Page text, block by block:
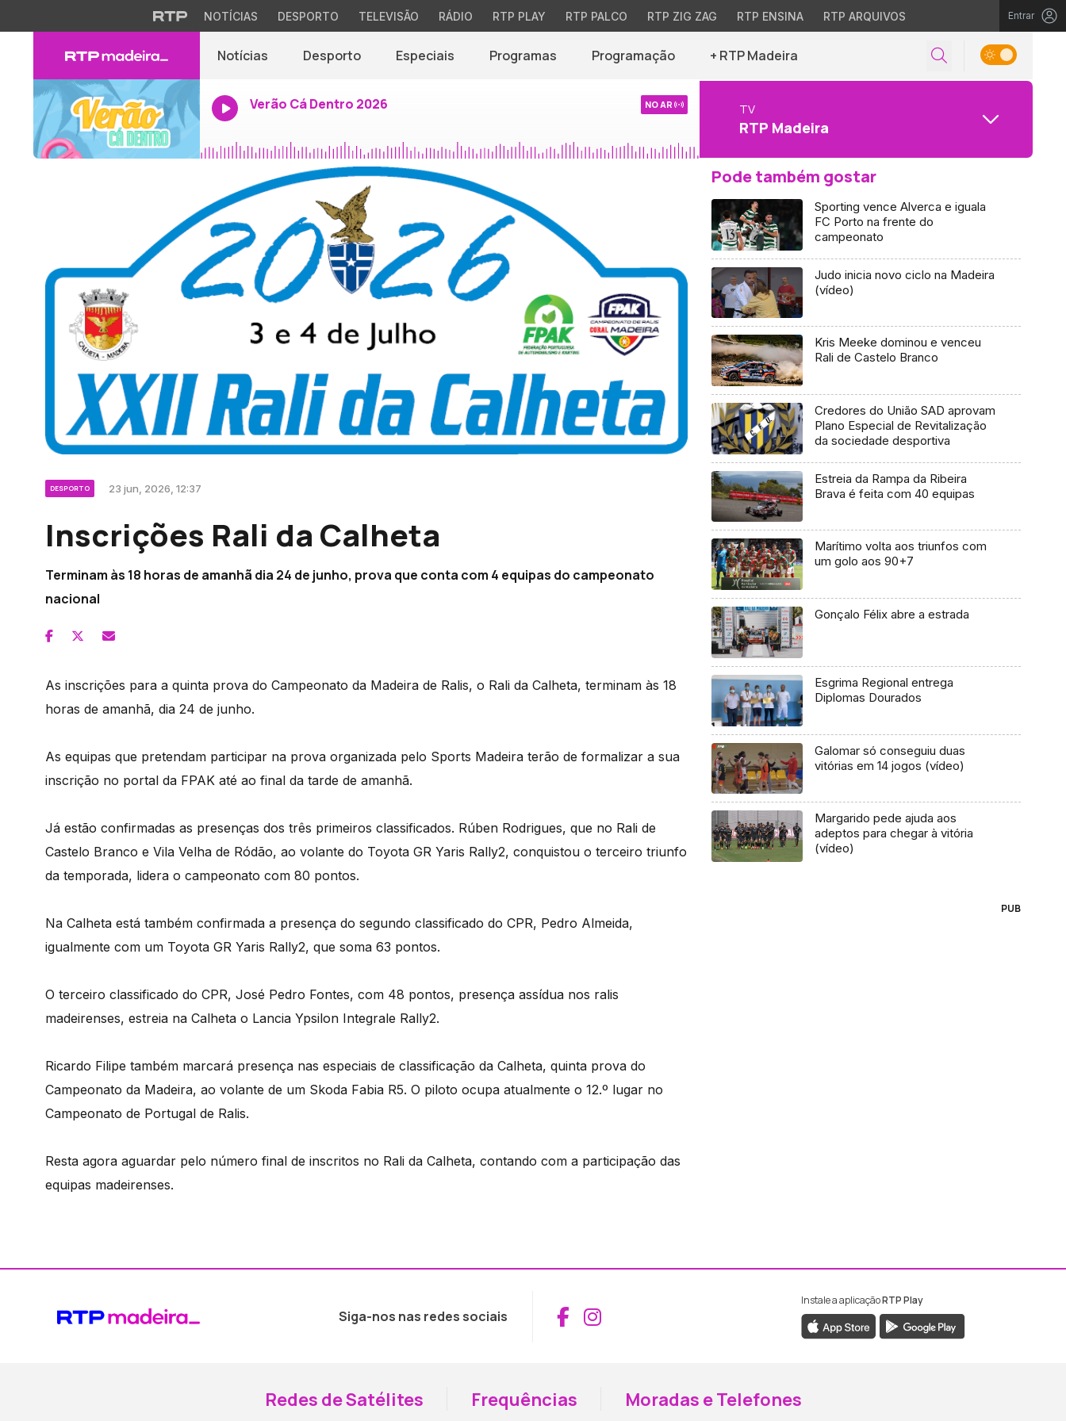
NOTÍCIAS DESPORTO TELEVISÃO RÁDIO RTP PLAY RTP PALCO RTP ZIG ZAG RTP ENSINA RTP ARQUIVOS Entrar
Notícias Desporto Especiais Programas Programação + RTP Madeira
Verão Cá Dentro 2026 NO AR TV
RTP Madeira
DESPORTO 23 jun, 2026, 12:37
Inscrições Rali da Calheta
Terminam às 18 horas de amanhã dia 24 de junho, prova que conta com 4 equipas do campeonato
nacional
As inscrições para a quinta prova do Campeonato da Madeira de Ralis, o Rali da Calheta, terminam às 18
horas de amanhã, dia 24 de junho.
As equipas que pretendam participar na prova organizada pelo Sports Madeira terão de formalizar a sua
inscrição no portal da FPAK até ao final da tarde de amanhã.
Já estão confirmadas as presenças dos três primeiros classificados. Rúben Rodrigues, que no Rali de
Castelo Branco e Vila Velha de Ródão, ao volante do Toyota GR Yaris Rally2, conquistou o terceiro triunfo
da temporada, lidera o campeonato com 80 pontos.
Na Calheta está também confirmada a presença do segundo classificado do CPR, Pedro Almeida,
igualmente com um Toyota GR Yaris Rally2, que soma 63 pontos.
O terceiro classificado do CPR, José Pedro Fontes, com 48 pontos, presença assídua nos ralis
madeirenses, estreia na Calheta o Lancia Ypsilon Integrale Rally2.
Ricardo Filipe também marcará presença nas especiais de classificação da Calheta, quinta prova do
Campeonato da Madeira, ao volante de um Skoda Fabia R5. O piloto ocupa atualmente o 12.º lugar no
Campeonato de Portugal de Ralis.
Resta agora aguardar pelo número final de inscritos no Rali da Calheta, contando com a participação das
equipas madeirenses.
Pode também gostar
Sporting vence Alverca e iguala
FC Porto na frente do
campeonato
Judo inicia novo ciclo na Madeira
(vídeo)
Kris Meeke dominou e venceu
Rali de Castelo Branco
Credores do União SAD aprovam
Plano Especial de Revitalização
da sociedade desportiva
Estreia da Rampa da Ribeira
Brava é feita com 40 equipas
Marítimo volta aos triunfos com
um golo aos 90+7
Gonçalo Félix abre a estrada
Esgrima Regional entrega
Diplomas Dourados
Galomar só conseguiu duas
vitórias em 14 jogos (vídeo)
Margarido pede ajuda aos
adeptos para chegar à vitória
(vídeo)
PUB
Siga-nos nas redes sociais Aceder ao Facebook da RTP Madeira
Aceder ao Instagram da RTP Madeira
Instale a aplicaçãoRTP Play
Redes de Satélites Frequências Moradas e Telefones